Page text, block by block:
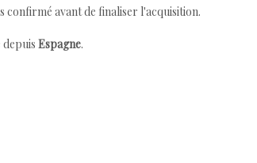
confirmé avant de finaliser l'acquisition.
Espagne.